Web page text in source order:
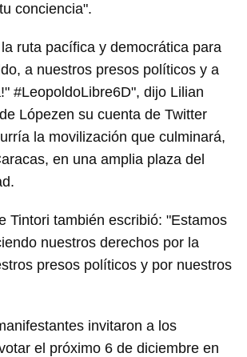
conciencia".
ruta pacífica y democrática para
a nuestros presos políticos y a
#LeopoldoLibre6D", dijo Lilian
Lópezen su cuenta de Twitter
la movilización que culminará,
en una amplia plaza del
Tintori también escribió: "Estamos
nuestros derechos por la
presos políticos y por nuestros
invitaron a los
el próximo 6 de diciembre en